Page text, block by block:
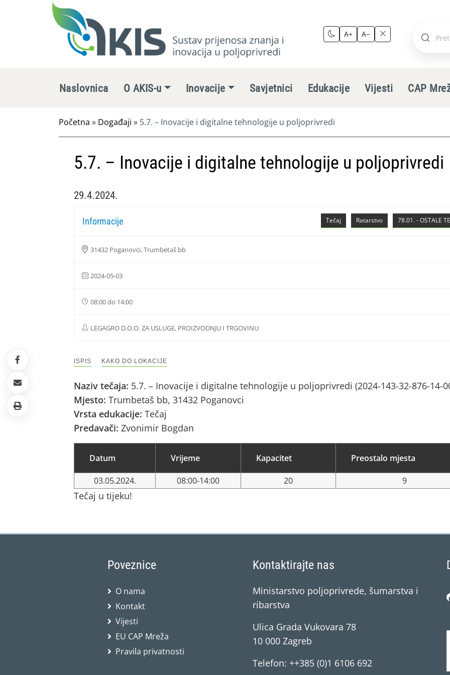
A+ A−
Pretraži
Naslovnica O AKIS-u Inovacije Savjetnici Edukacije Vijesti CAP
Početna » Događaji » 5.7. – Inovacije i digitalne tehnologije u poljoprivredi
5.7. – Inovacije i digitalne tehnologije u poljoprivredi
29.4.2024.
78.01. - OSTALE
Ratarstvo
Tečaj
Informacije
31432 Poganovci, Trumbetaš bb
2024-05-03
08:00 do 14:00
LEGAGRO D.O.O. ZA USLUGE, PROIZVODNJU I TRGOVINU
ISPIS KAKO DO LOKACIJE
Naziv tečaja: 5.7. – Inovacije i digitalne tehnologije u poljoprivredi (2024-143-32-876-14-
Mjesto: Trumbetaš bb, 31432 Poganovci
Vrsta edukacije: Tečaj
Predavači: Zvonimir Bogdan
Datum Vrijeme Kapacitet Preostalo mjesta
03.05.2024. 08:00-14:00 20 9
Tečaj u tijeku!
Poveznice
O nama
Kontakt
Vijesti
EU CAP Mreža
Pravila privatnosti
Kontaktirajte nas
Ministarstvo poljoprivrede, šumarstva i
ribarstva
Ulica Grada Vukovara 78
10 000 Zagreb
Telefon: ++385 (0)1 6106 692